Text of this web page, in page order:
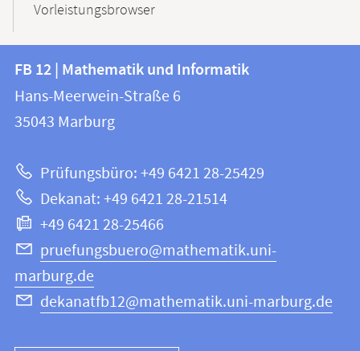
Vorleistungsbrowser
Kontakt
und
Informationen
Website
FB
12
|
und
Informatik
FB 12 | Mathematik und Informatik
Hans-Meerwein-Straße 6
35043 Marburg
Prüfungsbüro: +49 6421 28-25429
Dekanat: +49 6421 28-21514
+49 6421 28-25466
pruefungsbuero@mathematik.uni-
marburg.de
dekanatfb12@mathematik.uni-marburg.de